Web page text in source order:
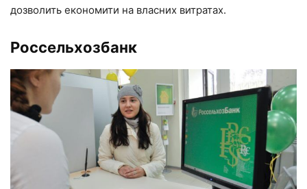
дозволить економити на власних витратах.
Россельхозбанк